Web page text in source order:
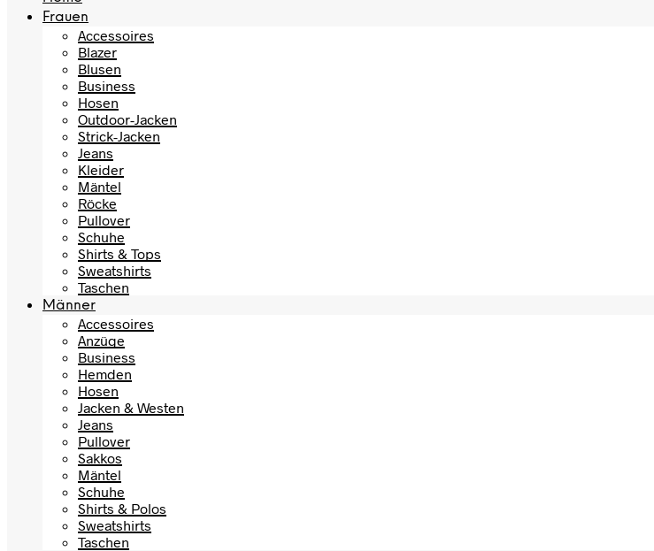
Frauen
Accessoires
Blazer
Blusen
Business
Hosen
Outdoor-Jacken
Strick-Jacken
Jeans
Kleider
Mäntel
Röcke
Pullover
Schuhe
Shirts & Tops
Sweatshirts
Taschen
Männer
Accessoires
Anzüge
Business
Hemden
Hosen
Jacken & Westen
Jeans
Pullover
Sakkos
Mäntel
Schuhe
Shirts & Polos
Sweatshirts
Taschen